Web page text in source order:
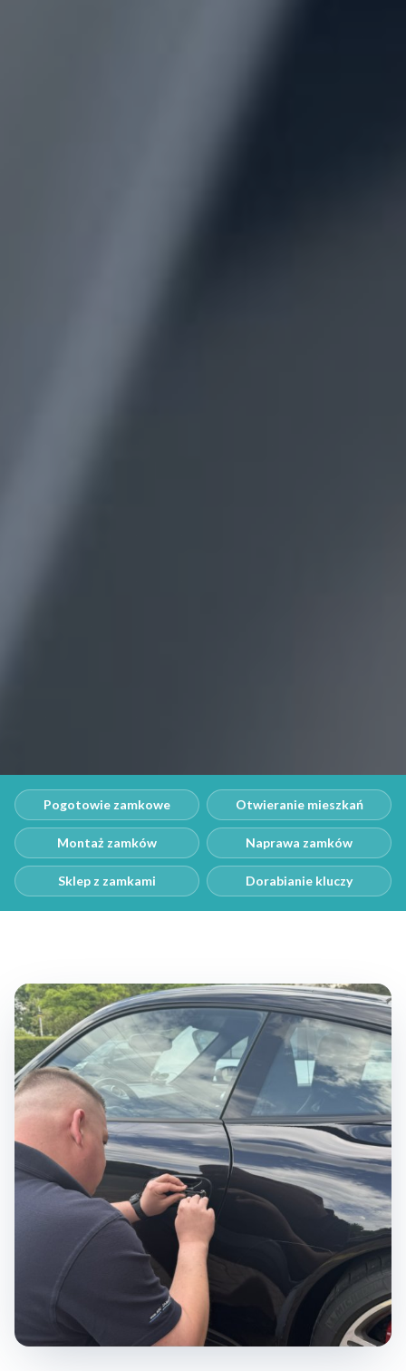
Pogotowie zamkowe Otwieranie mieszkań
Montaż zamków Naprawa zamków
Sklep z zamkami Dorabianie kluczy